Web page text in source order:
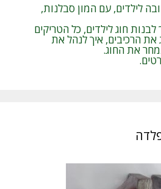
לילדים, עם המון סבלנות,
חוג לילדים, כל הטריקים
את הרכיבים, איך לנהל את
את החוג.